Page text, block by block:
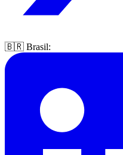
🇧🇷 Brasil: